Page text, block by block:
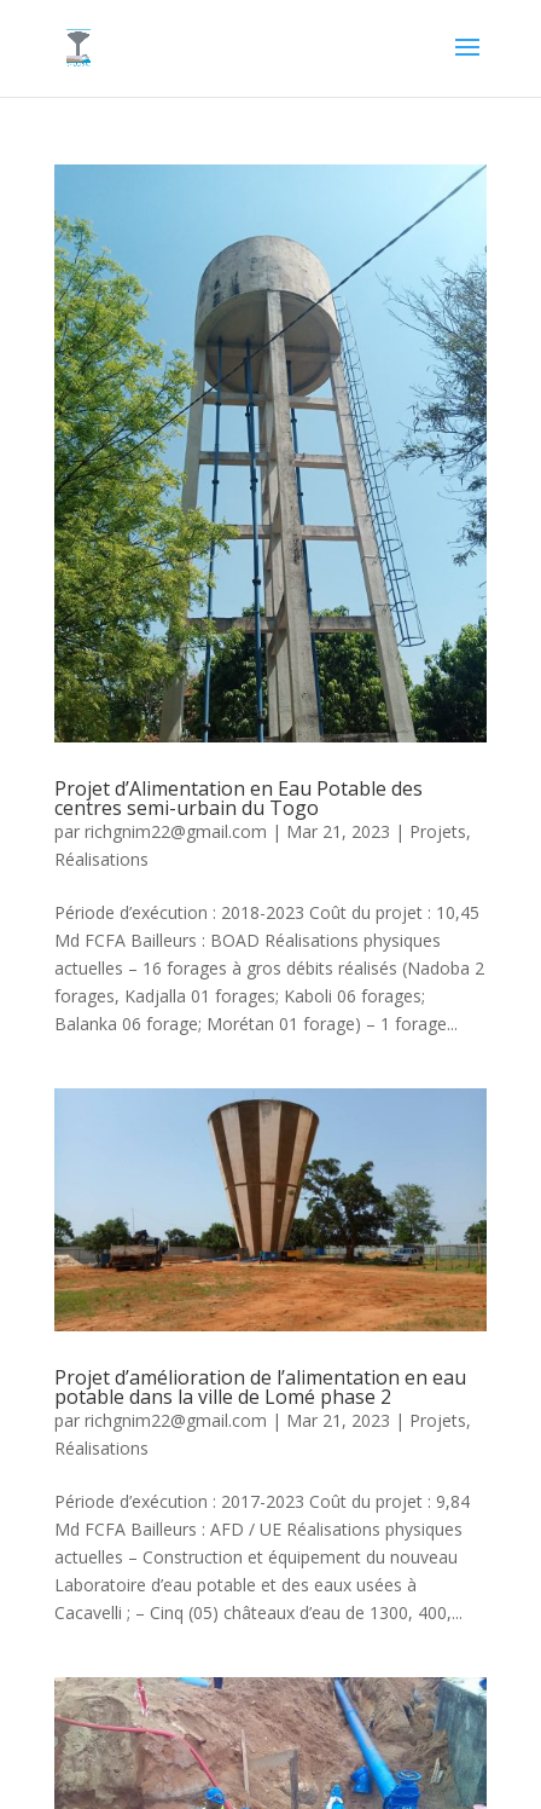
Projet d’Alimentation en Eau Potable des
centres semi-urbain du Togo
par richgnim22@gmail.com | Mar 21, 2023 | Projets,
Réalisations
Période d’exécution : 2018-2023 Coût du projet : 10,45
Md FCFA Bailleurs : BOAD Réalisations physiques
actuelles – 16 forages à gros débits réalisés (Nadoba 2
forages, Kadjalla 01 forages; Kaboli 06 forages;
Balanka 06 forage; Morétan 01 forage) – 1 forage...
Projet d’amélioration de l’alimentation en eau
potable dans la ville de Lomé phase 2
par richgnim22@gmail.com | Mar 21, 2023 | Projets,
Réalisations
Période d’exécution : 2017-2023 Coût du projet : 9,84
Md FCFA Bailleurs : AFD / UE Réalisations physiques
actuelles – Construction et équipement du nouveau
Laboratoire d’eau potable et des eaux usées à
Cacavelli ; – Cinq (05) châteaux d’eau de 1300, 400,...